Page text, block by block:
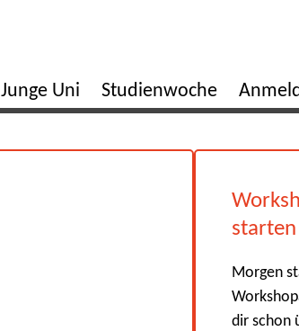
Junge Uni Studienwoche
Morgen
dir schon